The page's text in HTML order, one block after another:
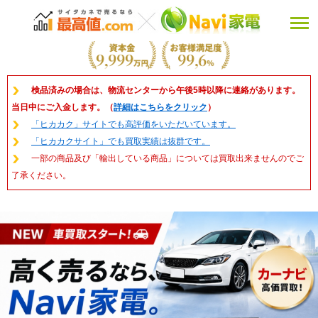
検品済みの場合は、物流センターから午後5時以降に連絡があります。
当日中にご入金します。（詳細はこちらをクリック ）
「ヒカカク」サイトでも高評価をいただいています。
「ヒカカクサイト」でも買取実績は抜群です。
一部の商品及び「輸出している商品」については買取出来ませんのでご
了承ください。